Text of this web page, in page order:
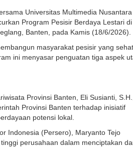
Universitas Multimedia Nusantara
Program Pesisir Berdaya Lestari di
Banten, pada Kamis (18/6/2026).
masyarakat pesisir yang sehat,
ini menyasar penguatan tiga aspek
Provinsi Banten, Eli Susianti, S.H.,
Provinsi Banten terhadap inisiatif
potensi lokal.
Indonesia (Persero), Maryanto Tejo
perusahaan dalam menciptakan